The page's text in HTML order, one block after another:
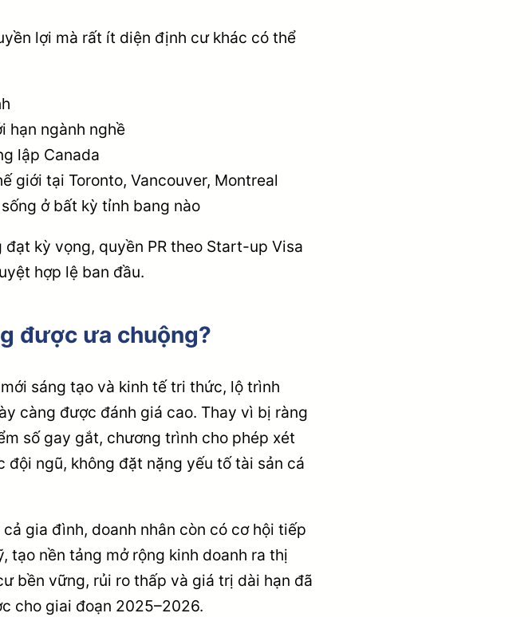
lợi mà rất ít diện định cư khác có thể
hạn ngành nghề
lập Canada
giới tại Toronto, Vancouver, Montreal
ở bất kỳ tỉnh bang nào
kỳ vọng, quyền PR theo Start-up Visa
hợp lệ ban đầu.
được ưa chuộng?
sáng tạo và kinh tế tri thức, lộ trình
càng được đánh giá cao. Thay vì bị ràng
số gay gắt, chương trình cho phép xét
ngũ, không đặt nặng yếu tố tài sản cá
gia đình, doanh nhân còn có cơ hội tiếp
tạo nền tảng mở rộng kinh doanh ra thị
bền vững, rủi ro thấp và giá trị dài hạn đã
cho giai đoạn 2025–2026.